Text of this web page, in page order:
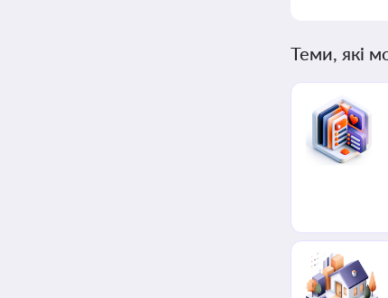
Теми, які